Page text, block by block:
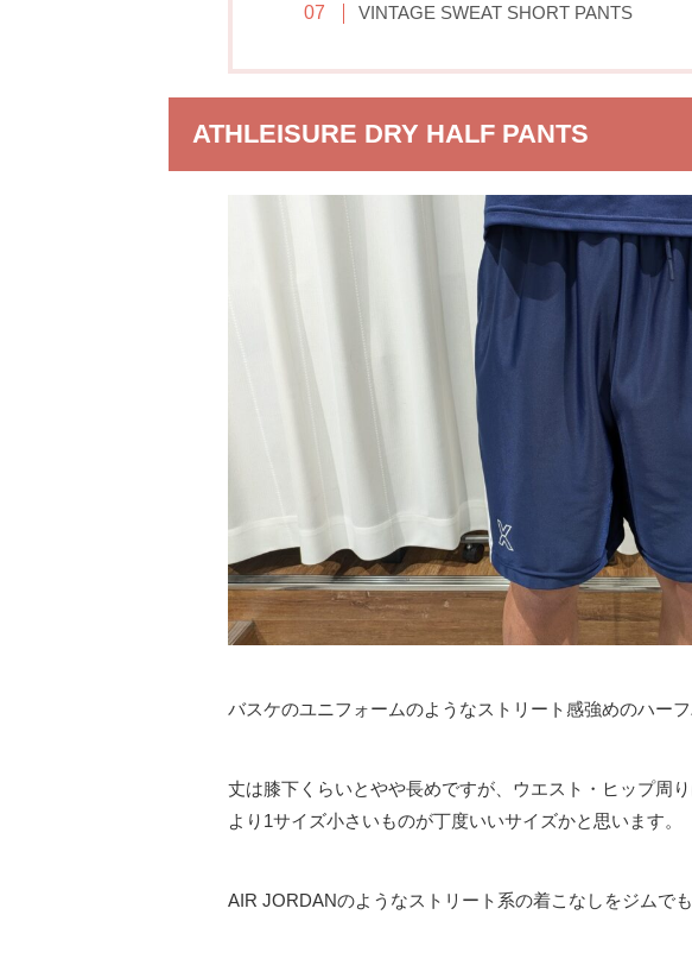
VINTAGE SWEAT SHORT PANTS
ATHLEISURE DRY HALF PANTS
バスケのユニフォームのようなストリート感強めのハーフ
丈は膝下くらいとやや長めですが、ウエスト・ヒップ周
より1サイズ小さいものが丁度いいサイズかと思います。
AIR JORDANのようなストリート系の着こなしをジムで